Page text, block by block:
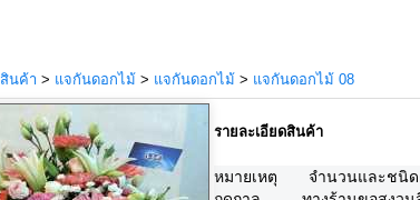
สินค้า > แจกันดอกไม้ > แจกันดอกไม้ > แจกันดอกไม้ 08
รายละเอียดสินค้า
หมายเหตุ จำนวนและชนิดด